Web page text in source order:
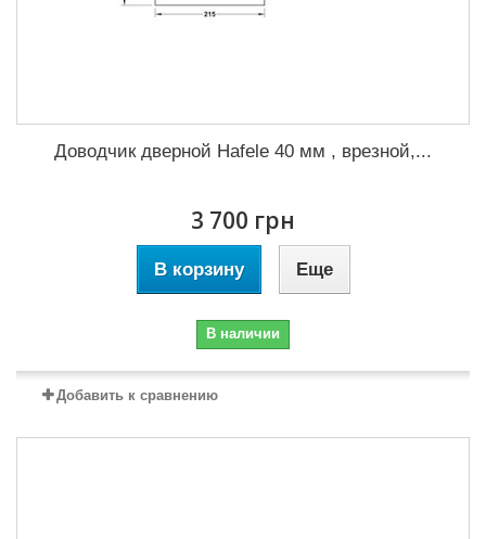
Доводчик дверной Hafele 40 мм , врезной,...
3 700 грн
В корзину Еще
В наличии
Добавить к сравнению